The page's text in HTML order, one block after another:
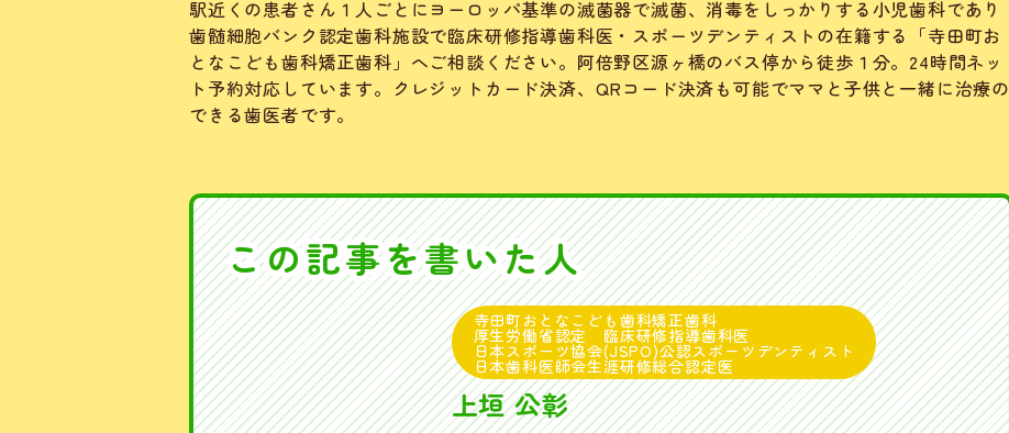
駅近くの患者さん１人ごとにヨーロッパ基準の滅菌器で滅菌、消毒をしっかりする小児歯科であり
歯髄細胞バンク認定歯科施設で臨床研修指導歯科医・スポーツデンティストの在籍する「寺田町お
となこども歯科矯正歯科」へご相談ください。阿倍野区源ヶ橋のバス停から徒歩１分。24時間ネッ
ト予約対応しています。クレジットカード決済、QRコード決済も可能でママと子供と一緒に治療の
できる歯医者です。
この記事を書いた人
寺田町おとなこども歯科矯正歯科
厚生労働省認定 臨床研修指導歯科医
日本スポーツ協会(JSPO)公認スポーツデンティスト
日本歯科医師会生涯研修総合認定医
上垣 公彰